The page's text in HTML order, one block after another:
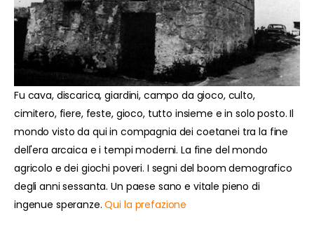
Fu cava, discarica, giardini, campo da gioco, culto,
cimitero, fiere, feste, gioco, tutto insieme e in solo posto. Il
mondo visto da qui in compagnia dei coetanei tra la fine
dell'era arcaica e i tempi moderni. La fine del mondo
agricolo e dei giochi poveri. I segni del boom demografico
degli anni sessanta. Un paese sano e vitale pieno di
ingenue speranze.Qui la prefazione